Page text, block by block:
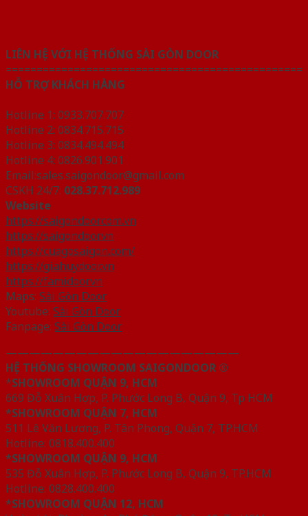
LIÊN HỆ VỚI HỆ THỐNG SÀI GÒN DOOR
================================================
HỖ TRỢ KHÁCH HÀNG
Hotline 1: 0933.707.707
Hotline 2: 0834.715.715
Hotline 3: 0834.494.494
Hotline 4: 0826.901.901
Email:sales.saigondoor@gmail.com
CSKH 24/7: 028.37.712.989
Website
https://saigondoor.com.vn
https://saigondoor.vn
https://cuagosaigon.com/
https://giahuydoor.vn
https://famidoor.vn
Maps: Sài Gòn Door
Youtube: Sài Gòn Door
Fanpage: Sài Gòn Door
————————————————————
HỆ THỐNG SHOWROOM SAIGONDOOR ®
*SHOWROOM QUẬN 9, HCM
669 Đỗ Xuân Hợp, P. Phước Long B, Quận 9, Tp HCM
*SHOWROOM QUẬN 7, HCM
511 Lê Văn Lương, P. Tân Phong, Quận 7, TP.HCM
Hotline: 0818.400.400
*SHOWROOM QUẬN 9, HCM
535 Đỗ Xuân Hợp, P. Phước Long B, Quận 9, TP.HCM
Hotline: 0828.400.400
*SHOWROOM QUẬN 12, HCM